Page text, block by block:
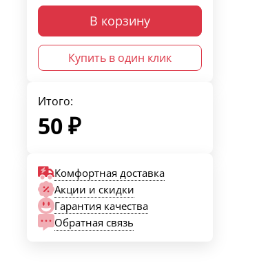
В корзину
Купить в один клик
Итого:
50₽
Комфортная доставка
Акции и скидки
Гарантия качества
Обратная связь